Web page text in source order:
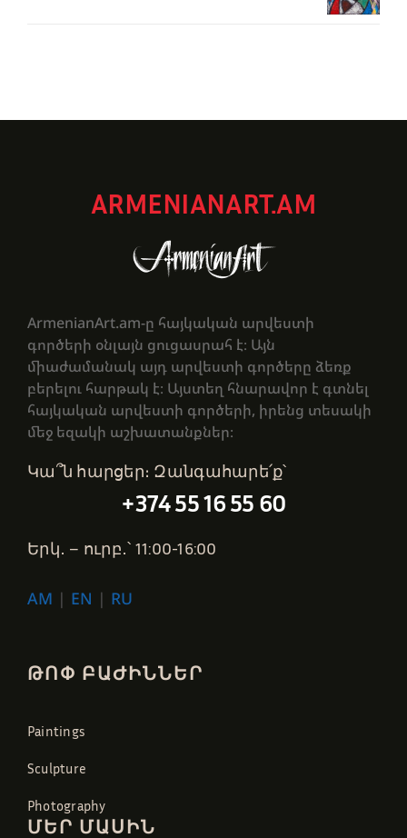
ARMENIANART.AM
ArmenianArt.am-ը հայկական արվեստի
գործերի օնլայն ցուցասրահ է։ Այն
միաժամանակ այդ արվեստի գործերը ձեռք
բերելու հարթակ է։ Այստեղ հնարավոր է գտնել
հայկական արվեստի գործերի, իրենց տեսակի
մեջ եզակի աշխատանքներ։
Կա՞ն հարցեր։ Զանգահարե՛ք՝
+374 55 16 55 60
Երկ․ – ուրբ․՝ 11:00-16:00
AM | EN | RU
ԹՈՓ ԲԱԺԻՆՆԵՐ
Paintings
Sculpture
Photography
ՄԵՐ ՄԱՍԻՆ